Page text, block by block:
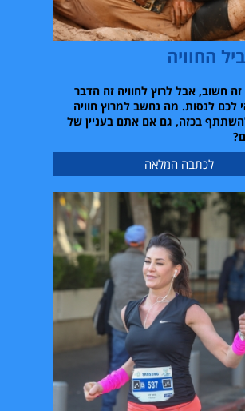
החוויה
חשוב,אבל לרוץ לחוויה זה הדבר
לכם לנסות. מה נחשב למרוץ חוויה
בכזה, גם אם אתם בעניין של
?
לכתבה המלאה